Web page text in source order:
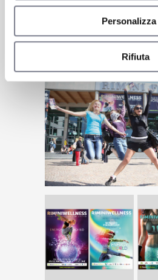
Personalizza
Rifiuta
info!